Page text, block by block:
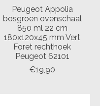
Peugeot Appolia
bosgroen ovenschaal
850 ml 22 cm
180x120x45 mm Vert
Foret rechthoek
Peugeot 62101
€19,90